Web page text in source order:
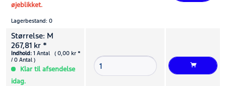
øjeblikket.
Lagerbestand: 0
Størrelse: M
267,81 kr *
Indhold: 1 Antal ( 0,00 kr *
/ 0 Antal )
Klar til afsendelse
idag.